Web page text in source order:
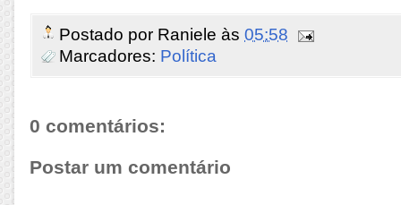
Postado por Raniele às 05:58
Marcadores: Política
0 comentários:
Postar um comentário